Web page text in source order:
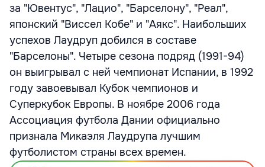
за "Ювентус", "Лацио", "Барселону", "Реал",
японский "Виссел Кобе" и "Аякс". Наибольших
успехов Лаудруп добился в составе
"Барселоны". Четыре сезона подряд (1991-94)
он выигрывал с ней чемпионат Испании, в 1992
году завоевывал Кубок чемпионов и
Суперкубок Европы. В ноябре 2006 года
Ассоциация футбола Дании официально
признала Микаэля Лаудрупа лучшим
футболистом страны всех времен.